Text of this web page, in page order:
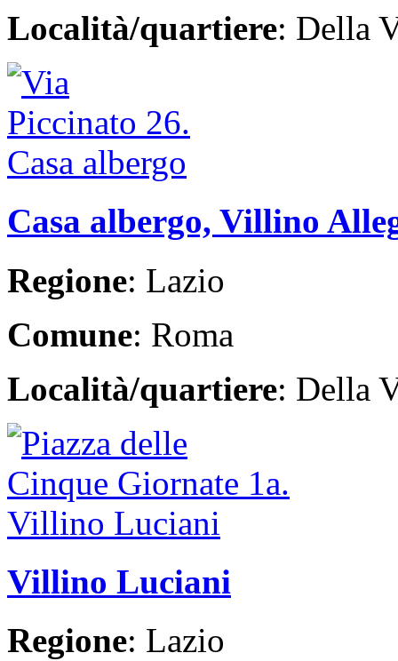
Località/quartiere: Della
Casa albergo, Villino
Regione: Lazio
Comune: Roma
Località/quartiere: Della
Villino Luciani
Regione: Lazio